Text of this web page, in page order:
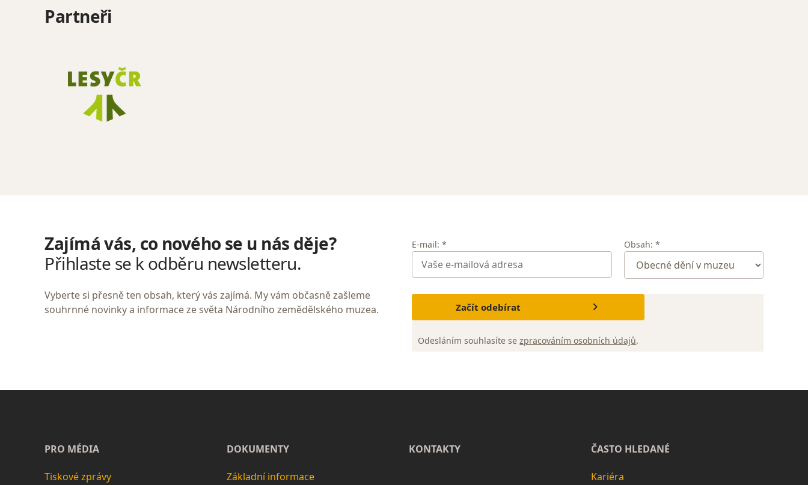
Partneři
Zajímá vás, co nového se u nás děje?
Přihlaste se k odběru newsletteru.
Vyberte si přesně ten obsah, který vás zajímá. My vám občasně zašleme
souhrnné novinky a informace ze světa Národního zemědělského muzea.
E-mail: * Obsah: *
Začít odebírat
Odesláním souhlasíte sezpracováním osobních údajů.
PRO MÉDIA
Tiskové zprávy
DOKUMENTY
Základní informace
KONTAKTY ČASTO HLEDANÉ
Kariéra